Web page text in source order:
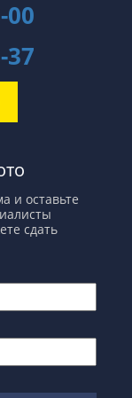
00
37
и оставьте
сдать